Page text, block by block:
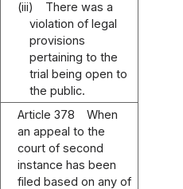
(iii)
There was a
violation of legal
provisions
pertaining to the
trial being open to
the public.
Article 378
When
an appeal to the
court of second
instance has been
filed based on any of